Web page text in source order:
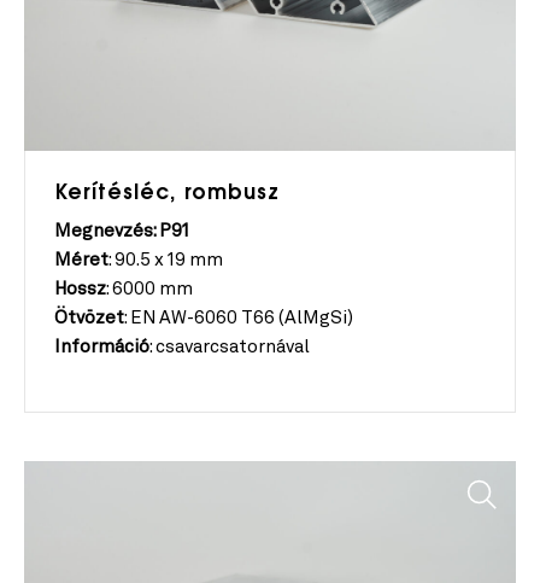
Kerítésléc, rombusz
Megnevzés: P91
Méret: 90.5 x 19 mm
Hossz: 6000 mm
Ötvözet: EN AW-6060 T66 (AlMgSi)
Információ: csavarcsatornával